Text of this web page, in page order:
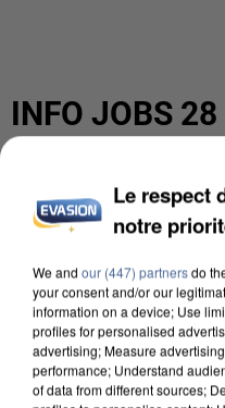
INFO JOBS
Le respect
notre
We and our (447) partnersdo
your consent and/or our
information on a device; Use
profiles for personalised
advertising; Measure
performance; Understand
of data from different sources;